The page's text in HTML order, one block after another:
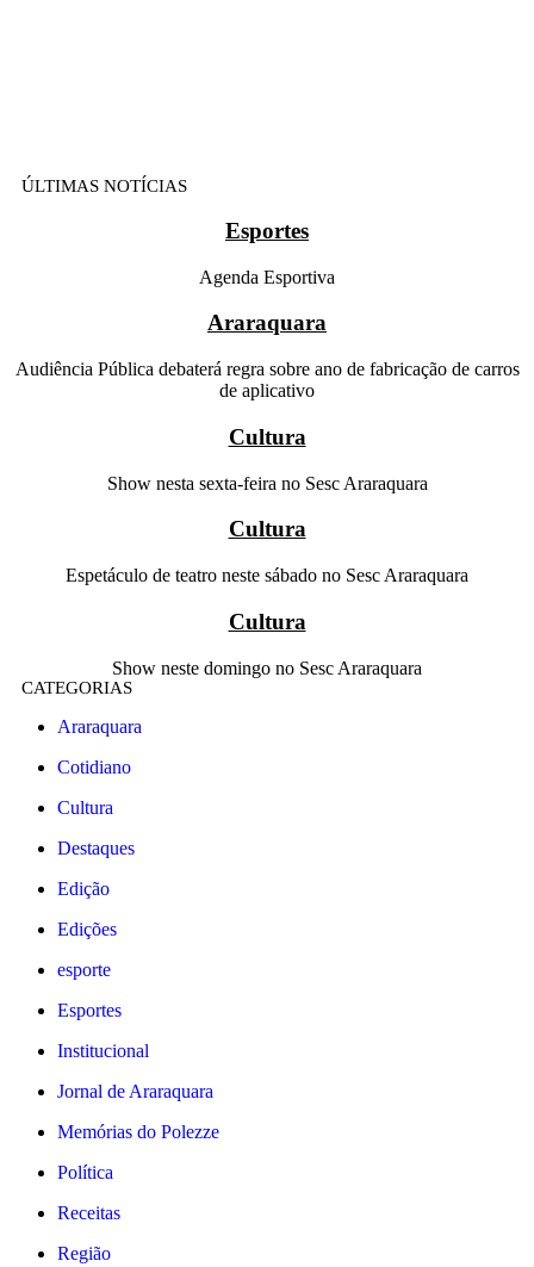
ÚLTIMAS NOTÍCIAS
Esportes
Agenda Esportiva
Araraquara
Audiência Pública debaterá regra sobre ano de fabricação de carros
de aplicativo
Cultura
Show nesta sexta-feira no Sesc Araraquara
Cultura
Espetáculo de teatro neste sábado no Sesc Araraquara
Cultura
Show neste domingo no Sesc Araraquara
CATEGORIAS
Araraquara
Cotidiano
Cultura
Destaques
Edição
Edições
esporte
Esportes
Institucional
Jornal de Araraquara
Memórias do Polezze
Política
Receitas
Região